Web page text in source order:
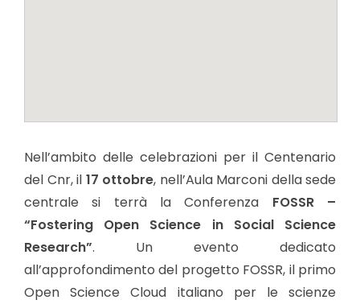
Nell’ambito delle celebrazioni per il Centenario
del Cnr, il 17 ottobre, nell’Aula Marconi della sede
centrale si terrà la Conferenza FOSSR –
“Fostering Open Science in Social Science
Research”. Un evento dedicato
all’approfondimento del progetto FOSSR, il primo
Open Science Cloud italiano per le scienze